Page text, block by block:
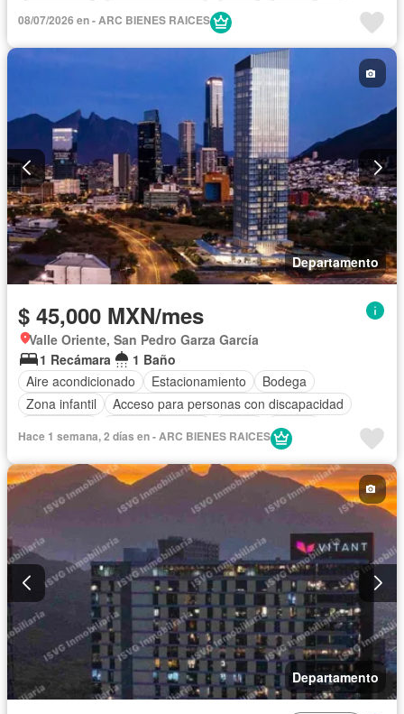
Jardín
Sala polivalente
Agua
08/07/2026 en - ARC BIENES RAICES
Departamento
$ 45,000 MXN/mes
Valle Oriente, San Pedro Garza García
1 Recámara
1 Baño
Aire acondicionado
Estacionamiento
Bodega
Zona infantil
Acceso para personas con discapacidad
Asador
Sala polivalente
Sauna
Seguridad Alberca Agua
Hace 1 semana, 2 días en - ARC BIENES RAICES
Departamento